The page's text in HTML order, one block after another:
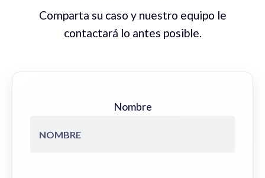
Comparta su caso y nuestro equipo le
contactará lo antes posible.
Nombre